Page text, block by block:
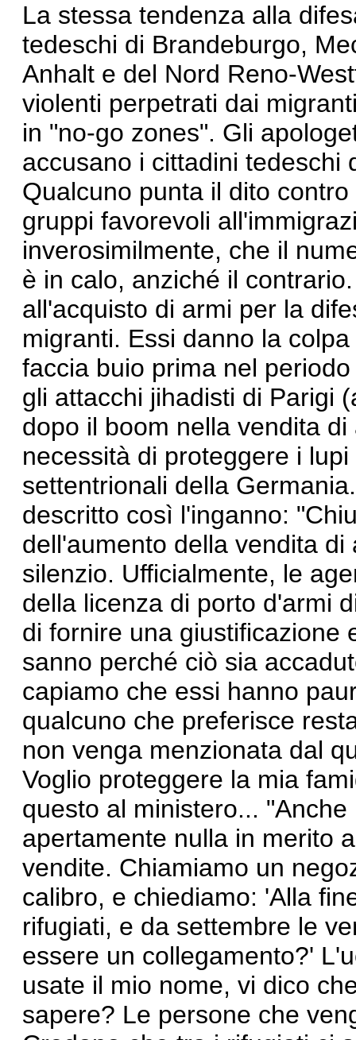
La stessa tendenza alla
tedeschi di Brandeburgo,
Anhalt e del Nord Reno-
violenti perpetrati dai
in "no-go zones". Gli
accusano i cittadini tedeschi
Qualcuno punta il dito contro
gruppi favorevoli
inverosimilmente, che il
è in calo, anziché il
all'acquisto di armi per la
migranti. Essi danno la
faccia buio prima nel
gli attacchi jihadisti di Parigi
dopo il boom nella vendita
necessità di proteggere i
settentrionali della
descritto così l'inganno:
dell'aumento della vendita
silenzio. Ufficialmente, le
della licenza di porto d'armi
di fornire una giustificazione
sanno perché ciò sia
capiamo che essi hanno
qualcuno che preferisce
non venga menzionata dal
Voglio proteggere la mia
questo al ministero...
apertamente nulla in merito
vendite. Chiamiamo un
calibro, e chiediamo: 'Alla
rifugiati, e da settembre le
essere un collegamento?'
usate il mio nome, vi dico
sapere? Le persone che